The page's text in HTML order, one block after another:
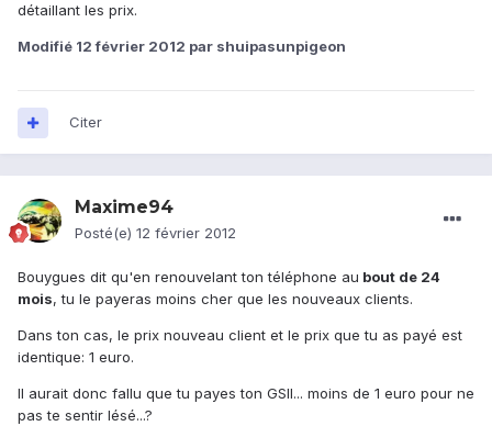
détaillant les prix.
Modifié 12 février 2012 par shuipasunpigeon
Citer
Maxime94
Posté(e) 12 février 2012
Bouygues dit qu'en renouvelant ton téléphone au bout de 24
mois, tu le payeras moins cher que les nouveaux clients.
Dans ton cas, le prix nouveau client et le prix que tu as payé est
identique: 1 euro.
Il aurait donc fallu que tu payes ton GSII... moins de 1 euro pour ne
pas te sentir lésé...?